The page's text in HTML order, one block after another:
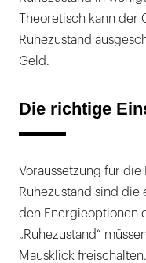
Theoretisch kann
Ruhezustand
Geld.
Die richtige
Voraussetzung für
Ruhezustand sind
den Energieoptionen
„Ruhezustand“
Mausklick